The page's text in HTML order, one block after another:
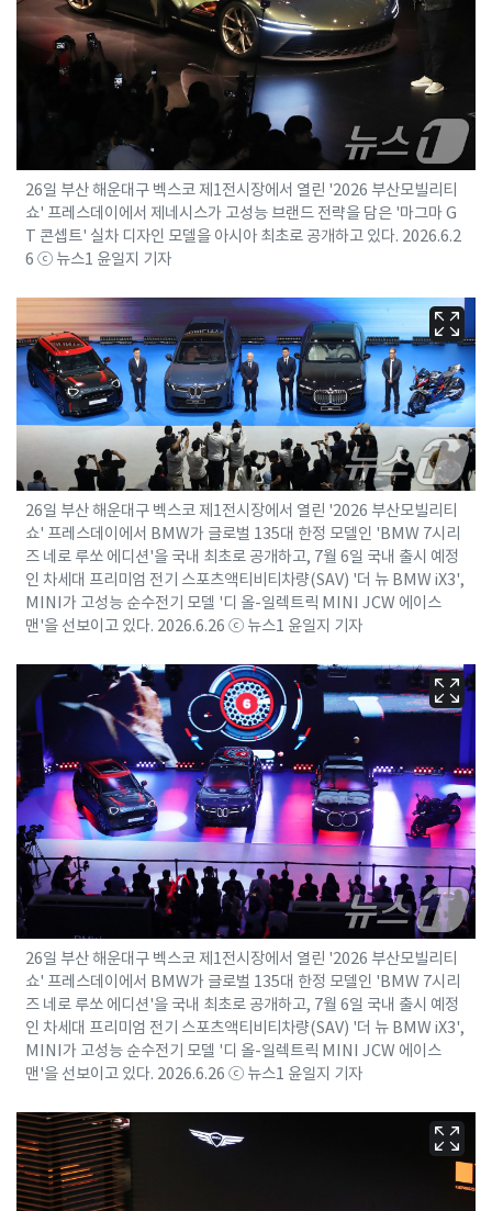
26일 부산 해운대구 벡스코 제1전시장에서 열린 '2026 부산모빌리티
쇼' 프레스데이에서 제네시스가 고성능 브랜드 전략을 담은 '마그마 G
T 콘셉트' 실차 디자인 모델을 아시아 최초로 공개하고 있다. 2026.6.2
6 ⓒ 뉴스1 윤일지 기자
26일 부산 해운대구 벡스코 제1전시장에서 열린 '2026 부산모빌리티
쇼' 프레스데이에서 BMW가 글로벌 135대 한정 모델인 'BMW 7시리
즈 네로 루쏘 에디션'을 국내 최초로 공개하고, 7월 6일 국내 출시 예정
인 차세대 프리미엄 전기 스포츠액티비티차량(SAV) '더 뉴 BMW iX3',
MINI가 고성능 순수전기 모델 '디 올-일렉트릭 MINI JCW 에이스
맨'을 선보이고 있다. 2026.6.26 ⓒ 뉴스1 윤일지 기자
26일 부산 해운대구 벡스코 제1전시장에서 열린 '2026 부산모빌리티
쇼' 프레스데이에서 BMW가 글로벌 135대 한정 모델인 'BMW 7시리
즈 네로 루쏘 에디션'을 국내 최초로 공개하고, 7월 6일 국내 출시 예정
인 차세대 프리미엄 전기 스포츠액티비티차량(SAV) '더 뉴 BMW iX3',
MINI가 고성능 순수전기 모델 '디 올-일렉트릭 MINI JCW 에이스
맨'을 선보이고 있다. 2026.6.26 ⓒ 뉴스1 윤일지 기자